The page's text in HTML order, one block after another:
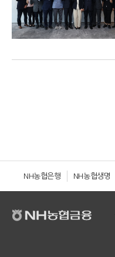
NH농협은행 NH농협생명